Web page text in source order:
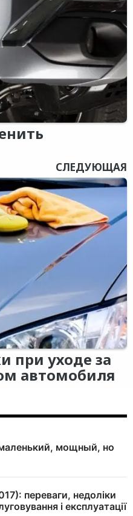
СЛЕДУЮЩАЯ
при уходе за
автомобиля
мощный, но
переваги, недоліки
і експлуатації